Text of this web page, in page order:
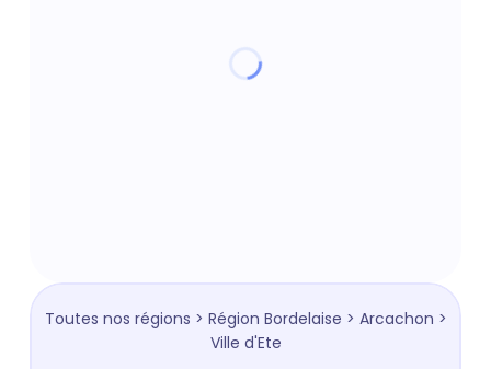
Toutes nos régions > Région Bordelaise > Arcachon >
Ville d'Ete